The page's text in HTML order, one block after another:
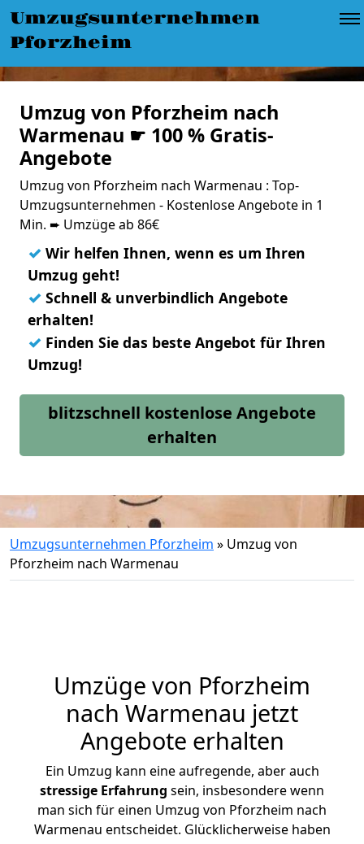
Umzugsunternehmen
Pforzheim
Umzug von Pforzheim nach
Warmenau ☛ 100 % Gratis-
Angebote
Umzug von Pforzheim nach Warmenau : Top-
Umzugsunternehmen - Kostenlose Angebote in 1
Min. ➨ Umzüge ab 86€
✓ Wir helfen Ihnen, wenn es um Ihren
Umzug geht!
✓ Schnell & unverbindlich Angebote
erhalten!
✓ Finden Sie das beste Angebot für Ihren
Umzug!
blitzschnell kostenlose Angebote
erhalten
Umzugsunternehmen Pforzheim » Umzug von
Pforzheim nach Warmenau
Umzüge von Pforzheim
nach Warmenau jetzt
Angebote erhalten
Ein Umzug kann eine aufregende, aber auch
stressige Erfahrung sein, insbesondere wenn
man sich für einen Umzug von Pforzheim nach
Warmenau entscheidet. Glücklicherweise haben